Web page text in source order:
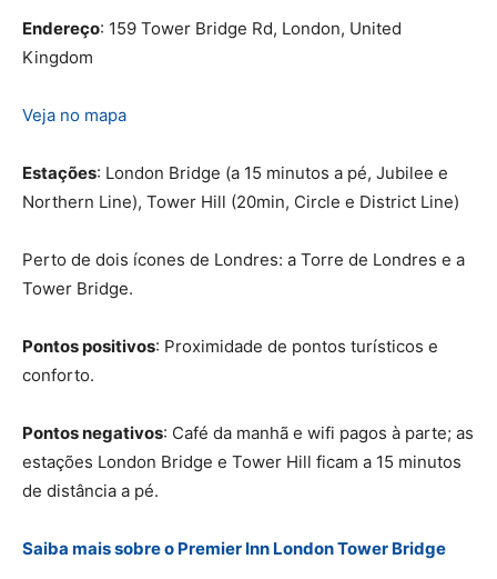
Endereço: 159 Tower Bridge Rd, London, United
Kingdom
Veja no mapa
Estações: London Bridge (a 15 minutos a pé, Jubilee e
Northern Line), Tower Hill (20min, Circle e District Line)
Perto de dois ícones de Londres: a Torre de Londres e a
Tower Bridge.
Pontos positivos: Proximidade de pontos turísticos e
conforto.
Pontos negativos: Café da manhã e wifi pagos à parte; as
estações London Bridge e Tower Hill ficam a 15 minutos
de distância a pé.
Saiba mais sobre o Premier Inn London Tower Bridge